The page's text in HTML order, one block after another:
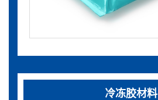
冷冻胶材料